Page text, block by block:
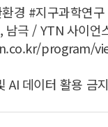
경 #지구과학연구
남극 / YTN 사이언
program/
AI 데이터 활용 금